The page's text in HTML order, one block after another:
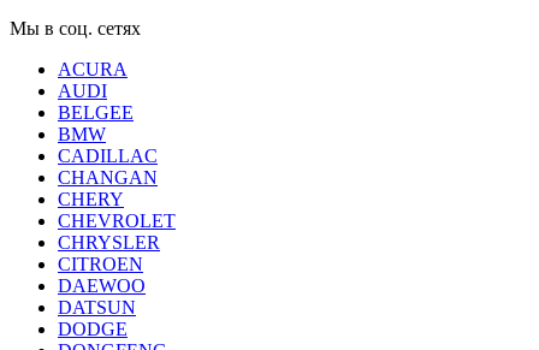
Мы в соц. сетях
ACURA
AUDI
BELGEE
BMW
CADILLAC
CHANGAN
CHERY
CHEVROLET
CHRYSLER
CITROEN
DAEWOO
DATSUN
DODGE